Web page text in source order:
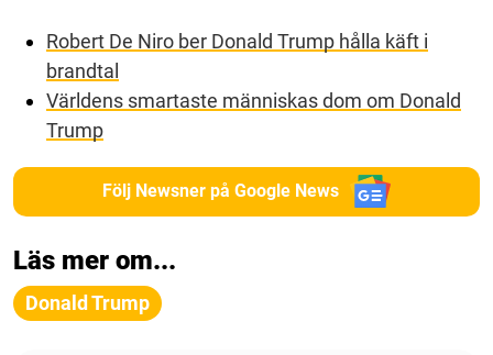
Robert De Niro ber Donald Trump hålla käft i
brandtal
Världens smartaste människas dom om Donald
Trump
Följ Newsner på Google News
Läs mer om...
Donald Trump